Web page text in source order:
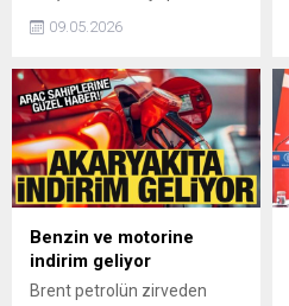
2026’nın ilk 4 ayında 67
hava yolu ile seyahat etti.
2026’nın en yoğun yolcu
trafiği nisan ayında
gerçekleşti. Ay boyunca
direkt transit yolcular ile
birlikte toplam 18 milyon
190 bin 494 yolcu hava
yolunu kullandı” dedi.
09.05.2026
Benzin ve motorine
indirim geliyor
Brent petrolün zirveden